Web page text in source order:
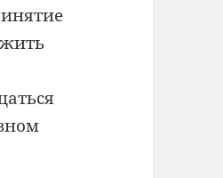
жить